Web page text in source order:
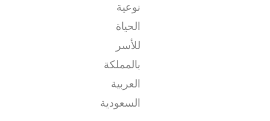
نوعية
الحياة
للأسر
بالمملكة
العربية
السعودية